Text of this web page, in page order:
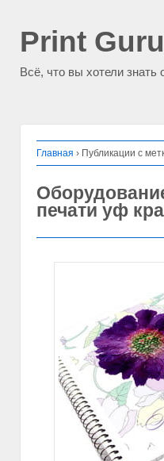
Print Guru
Всё, что вы хотели знать
Главная › Публикации с
печати уф